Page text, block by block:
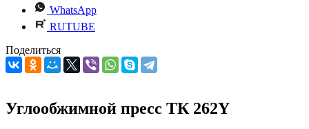
WhatsApp
RUTUBE
Поделиться
Углообжимной пресс ТК 262Y